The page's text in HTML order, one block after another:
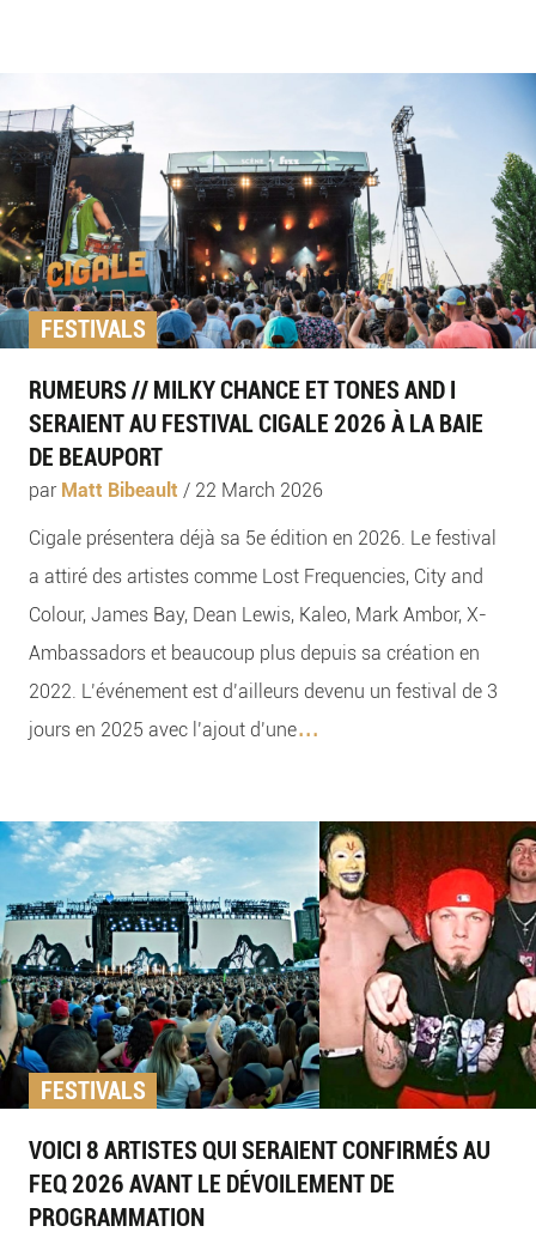
FESTIVALS
RUMEURS // MILKY CHANCE ET TONES AND I
SERAIENT AU FESTIVAL CIGALE 2026 À LA BAIE
DE BEAUPORT
par Matt Bibeault / 22 March 2026
Cigale présentera déjà sa 5e édition en 2026. Le festival
a attiré des artistes comme Lost Frequencies, City and
Colour, James Bay, Dean Lewis, Kaleo, Mark Ambor, X-
Ambassadors et beaucoup plus depuis sa création en
2022. L’événement est d’ailleurs devenu un festival de 3
jours en 2025 avec l’ajout d’une...
FESTIVALS
VOICI 8 ARTISTES QUI SERAIENT CONFIRMÉS AU
FEQ 2026 AVANT LE DÉVOILEMENT DE
PROGRAMMATION